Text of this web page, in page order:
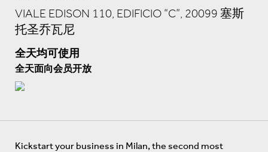
VIALE EDISON 110, EDIFICIO “C”, 20099 塞斯
托圣乔瓦尼
全天均可使用
全天面向会员开放
Kickstart your business in Milan, the second most